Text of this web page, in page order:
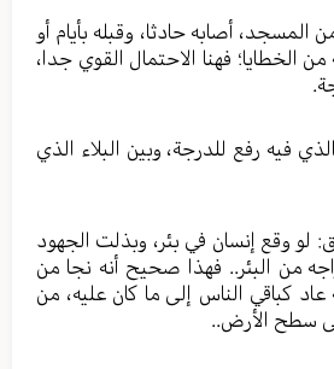
المسجد، أصابه حادثا، وقبله بأيام أو
الخطايا؛ فهنا الاحتمال القوي جدا،
فيه رفع للدرجة، وبين البلاء الذي
لو وقع إنسان في بئر، وبذلت الجهود
من البئر.. فهذا صحيح أنه نجا من
عاد كباقي الناس إلى ما كان عليه، من
سطح الأرض..